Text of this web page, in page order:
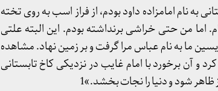
نام امامزاده داود بودم، از فراز اسب به روی تخته
اما من حتی خراشی برنداشته بودم. این البته علتی
ما به نام عباس مرا گرفت و بر زمین نهاد. مشاهده
و آن برخورد با امام غایب در نزدیکی کاخ تابستانی
شود و دنیا را نجات بخشد.»1